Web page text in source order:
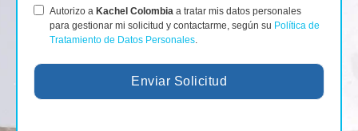
Autorizo a Kachel Colombia a tratar mis datos personales
para gestionar mi solicitud y contactarme, según su Política de
Tratamiento de Datos Personales
Enviar Solicitud